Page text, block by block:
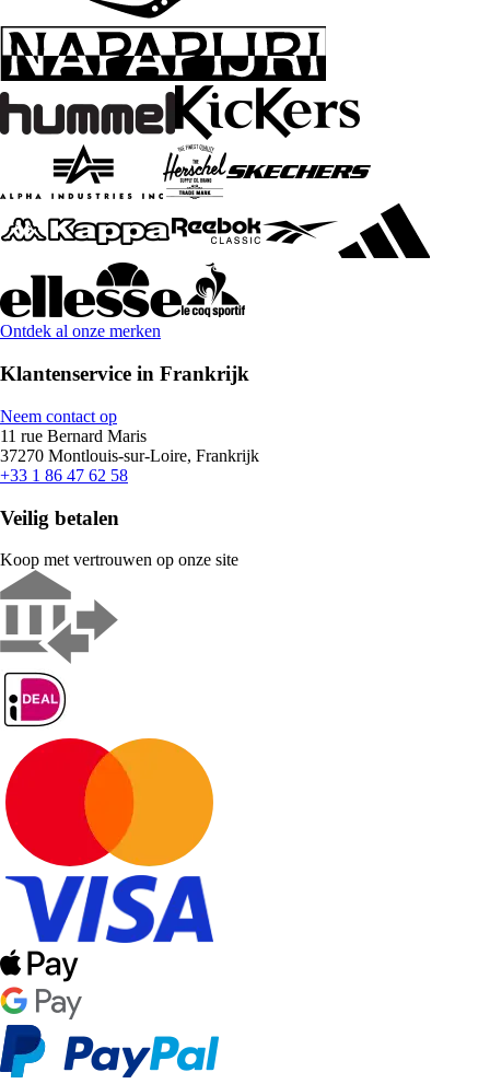
Ontdek al onze merken
Klantenservice in Frankrijk
Neem contact op
11 rue Bernard Maris
37270 Montlouis-sur-Loire, Frankrijk
+33 1 86 47 62 58
Veilig betalen
Koop met vertrouwen op onze site